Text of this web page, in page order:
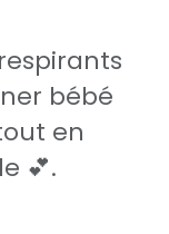
bébé
en
💕.